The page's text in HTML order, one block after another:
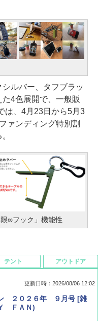
ルバー、タフブラッ
4色展開で、一般販
は、4月23日から5月3
ァンディング特別割
限∞フック」機能性
更新日時：2026/08/06 12:02
２０２６年 ９月号 [雑
ＦＡＮ)
テント アウトドア